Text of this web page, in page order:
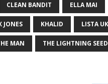
CLEAN BANDIT ELLA MAI
JONES KHALID LISTA UK
MAN THE LIGHTNING